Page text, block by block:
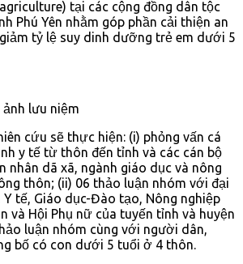
tại các cộng đồng dân tộc
Phú Yên nhằm góp phần cải thiện an
tỷ lệ suy dinh dưỡng trẻ em dưới 5
lưu niệm
cứu sẽ thực hiện: (i) phỏng vấn cá
y tế từ thôn đến tỉnh và các cán bộ
nhân dã xã, ngành giáo dục và nông
thôn; (ii) 06 thảo luận nhóm với đại
Y tế, Giáo dục-Đào tạo, Nông nghiệp
và Hội Phụ nữ của tuyến tỉnh và huyện
luận nhóm cùng với người dân,
bố có con dưới 5 tuổi ở 4 thôn.